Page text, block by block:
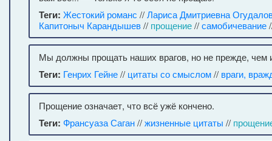
Теги: Жестокий романс //Лариса Дмитриевна
Капитоныч Карандышев// прощение//самобичевание
Мы должны прощать наших врагов, но не прежде, чем
Теги: Генрих Гейне// цитаты со смыслом// враги,
Прощение означает, что всё ужё кончено.
Теги: Франсуаза Саган//жизненные цитаты //